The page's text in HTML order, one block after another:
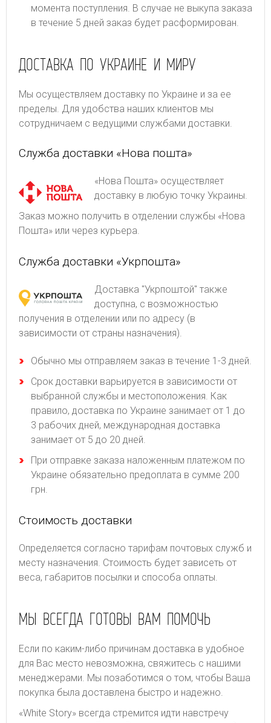
момента поступления. В случае не выкупа заказа
в течение 5 дней заказ будет расформирован.
ДОСТАВКА ПО УКРАИНЕ И МИРУ
Мы осуществляем доставку по Украине и за ее
пределы. Для удобства наших клиентов мы
сотрудничаем с ведущими службами доставки.
Служба доставки «Нова пошта»
«Нова Пошта» осуществляет
доставку в любую точку Украины.
Заказ можно получить в отделении службы «Нова
Пошта» или через курьера.
Служба доставки «Укрпошта»
Доставка "Укрпоштой" также
доступна, с возможностью
получения в отделении или по адресу (в
зависимости от страны назначения).
Обычно мы отправляем заказ в течение 1-3 дней.
Срок доставки варьируется в зависимости от
выбранной службы и местоположения. Как
правило, доставка по Украине занимает от 1 до
3 рабочих дней, международная доставка
занимает от 5 до 20 дней.
При отправке заказа наложенным платежом по
Украине обязательно предоплата в сумме 200
грн.
Стоимость доставки
Определяется согласно тарифам почтовых служб и
месту назначения. Стоимость будет зависеть от
веса, габаритов посылки и способа оплаты.
МЫ ВСЕГДА ГОТОВЫ ВАМ ПОМОЧЬ
Если по каким-либо причинам доставка в удобное
для Вас место невозможна, свяжитесь с нашими
менеджерами. Мы позаботимся о том, чтобы Ваша
покупка была доставлена быстро и надежно.
«White Story» всегда стремится идти навстречу